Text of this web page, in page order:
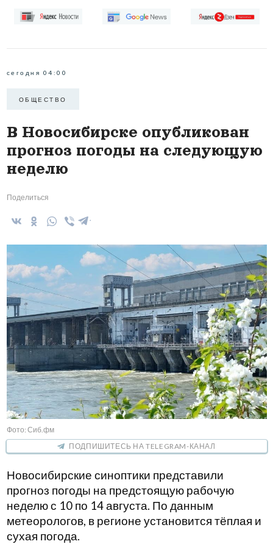
сегодня 04:00
ОБЩЕСТВО
В Новосибирске опубликован
прогноз погоды на следующую
неделю
Поделиться
Фото: Сиб.фм
ПОДПИШИТЕСЬ НА TELEGRAM-КАНАЛ
Новосибирские синоптики представили
прогноз погоды на предстоящую рабочую
неделю с 10 по 14 августа. По данным
метеорологов, в регионе установится тёплая и
сухая погода.